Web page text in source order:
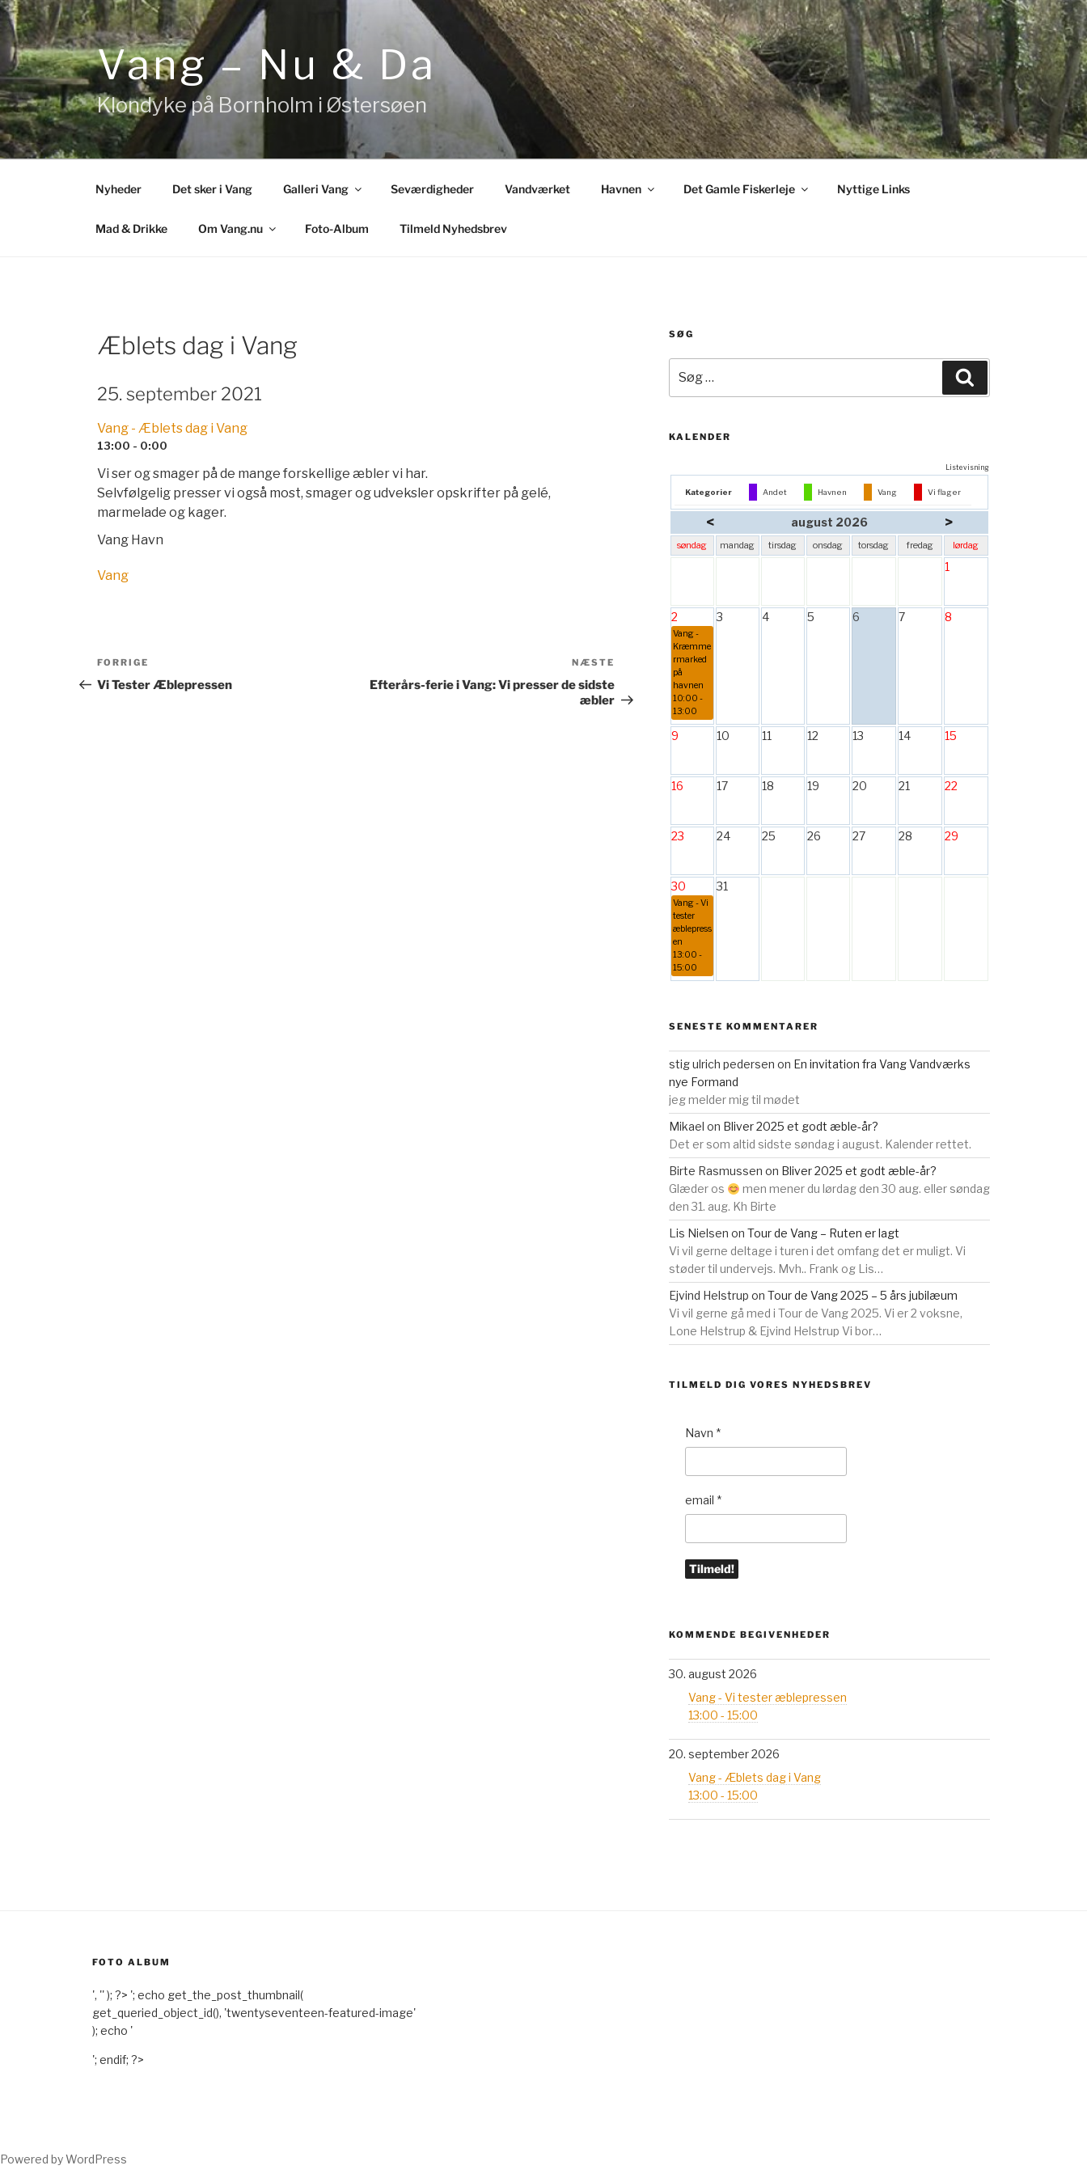
Videre
til
indhold
Vang – Nu & Da
Klondyke på Bornholm i Østersøen
Nyheder Det sker i Vang Galleri Vang Seværdigheder Vandværket Havnen Det Gamle Fiskerleje Nyttige Links
Mad & Drikke Om Vang.nu Foto-Album Tilmeld Nyhedsbrev
Æblets dag i Vang
25. september 2021
Vang - Æblets dag i Vang
13:00 - 0:00
Vi ser og smager på de mange forskellige æbler vi har.
Selvfølgelig presser vi også most, smager og udveksler opskrifter på gelé,
marmelade og kager.
Vang Havn
Vang
Indlægsnavigation
Forrige
indlæg
FORRIGE
Vi Tester Æblepressen
NÆSTE
Efterårs-ferie i Vang: Vi presser de sidste
æbler
SØG
efter:
KALENDER
Listevisning
Kategorier Andet Havnen Vang Vi flager
< august 2026 >
søndag mandag tirsdag onsdag torsdag fredag lørdag
1
2
Vang -
Kræmme
rmarked
på
havnen
10:00 -
13:00
3 4 5 6 7 8
9 10 11 12 13 14 15
16 17 18 19 20 21 22
23 24 25 26 27 28 29
30
Vang - Vi
tester
æblepress
en
13:00 -
15:00
31
SENESTE KOMMENTARER
stig ulrich pedersen on En invitation fra Vang Vandværks
nye Formand
jeg melder mig til mødet
Mikael on Bliver 2025 et godt æble-år?
Det er som altid sidste søndag i august. Kalender rettet.
Birte Rasmussen on Bliver 2025 et godt æble-år?
Glæder os
men mener du lørdag den 30 aug. eller søndag
den 31. aug. Kh Birte
Lis Nielsen on Tour de Vang – Ruten er lagt
Vi vil gerne deltage i turen i det omfang det er muligt. Vi
støder til undervejs. Mvh.. Frank og Lis…
Ejvind Helstrup on Tour de Vang 2025 – 5 års jubilæum
Vi vil gerne gå med i Tour de Vang 2025. Vi er 2 voksne,
Lone Helstrup & Ejvind Helstrup Vi bor…
TILMELD DIG VORES NYHEDSBREV
Navn *
email *
KOMMENDE BEGIVENHEDER
30. august 2026
Vang - Vi tester æblepressen
13:00 - 15:00
20. september 2026
Vang - Æblets dag i Vang
13:00 - 15:00
FOTO ALBUM
', '' ); ?> '; echo get_the_post_thumbnail(
get_queried_object_id(), 'twentyseventeen-featured-image'
); echo '
'; endif; ?>
Powered by WordPress